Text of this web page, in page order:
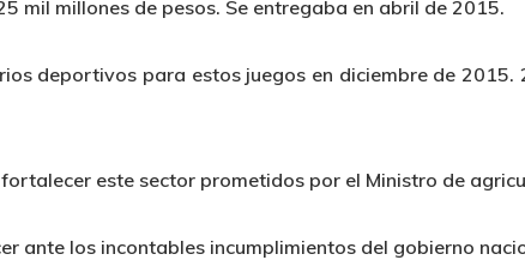
mil millones de pesos. Se entregaba en abril de 2015.
deportivos para estos juegos en diciembre de 2015.
este sector prometidos por el Ministro de
ante los incontables incumplimientos del gobierno